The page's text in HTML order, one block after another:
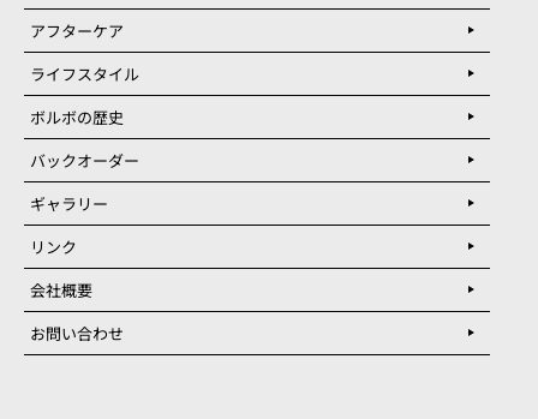
アフターケア
ライフスタイル
ボルボの歴史
バックオーダー
ギャラリー
リンク
会社概要
お問い合わせ